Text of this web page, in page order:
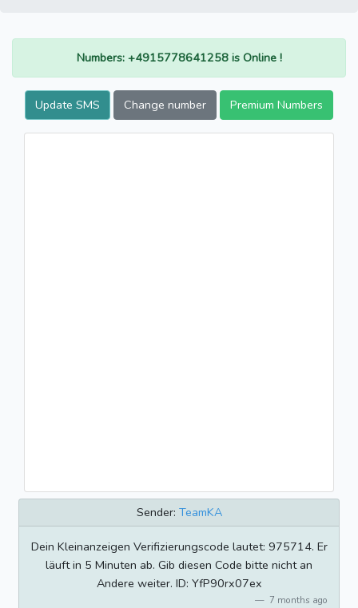
Numbers: +4915778641258 is Online !
Update SMS Change number Premium Numbers
Sender: TeamKA
Dein Kleinanzeigen Verifizierungscode lautet: 975714. Er
läuft in 5 Minuten ab. Gib diesen Code bitte nicht an
Andere weiter. ID: YfP90rx07ex
7 months ago